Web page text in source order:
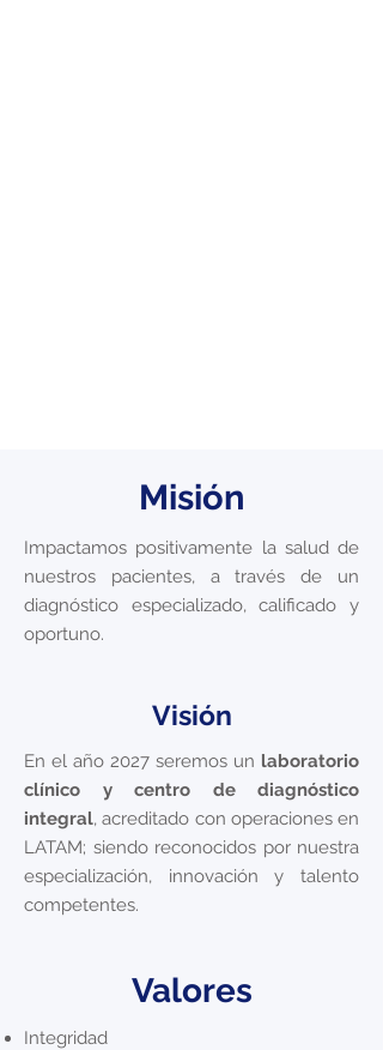
Misión
Impactamos positivamente la salud de
nuestros pacientes, a través de un
diagnóstico especializado, calificado y
oportuno.
Visión
En el año 2027 seremos un laboratorio
clínico y centro de diagnóstico
integral, acreditado con operaciones en
LATAM; siendo reconocidos por nuestra
especialización, innovación y talento
competentes.
Valores
Integridad